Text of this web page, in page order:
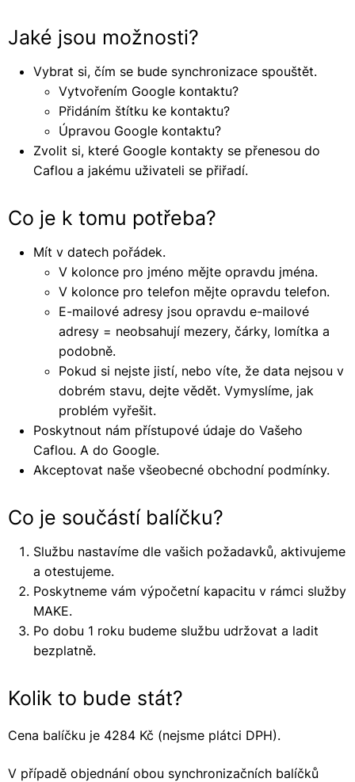
Jaké jsou možnosti?
Vybrat si, čím se bude synchronizace spouštět.
Vytvořením Google kontaktu?
Přidáním štítku ke kontaktu?
Úpravou Google kontaktu?
Zvolit si, které Google kontakty se přenesou do
Caflou a jakému uživateli se přiřadí.
Co je k tomu potřeba?
Mít v datech pořádek.
V kolonce pro jméno mějte opravdu jména.
V kolonce pro telefon mějte opravdu telefon.
E-mailové adresy jsou opravdu e-mailové
adresy = neobsahují mezery, čárky, lomítka a
podobně.
Pokud si nejste jistí, nebo víte, že data nejsou v
dobrém stavu, dejte vědět. Vymyslíme, jak
problém vyřešit.
Poskytnout nám přístupové údaje do Vašeho
Caflou. A do Google.
Akceptovat naše všeobecné obchodní podmínky.
Co je součástí balíčku?
Službu nastavíme dle vašich požadavků, aktivujeme
a otestujeme.
Poskytneme vám výpočetní kapacitu v rámci služby
MAKE.
Po dobu 1 roku budeme službu udržovat a ladit
bezplatně.
Kolik to bude stát?
Cena balíčku je 4284 Kč (nejsme plátci DPH).
V případě objednání obou synchronizačních balíčků